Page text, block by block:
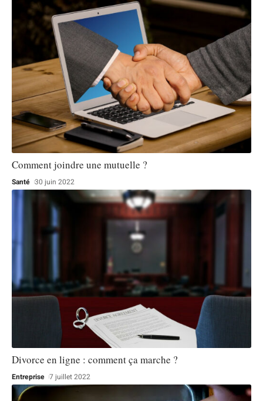
Comment joindre une mutuelle ?
Santé 30 juin 2022
Divorce en ligne : comment ça marche ?
Entreprise 7 juillet 2022